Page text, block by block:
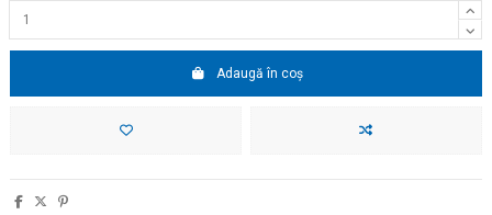
Adaugă în coș